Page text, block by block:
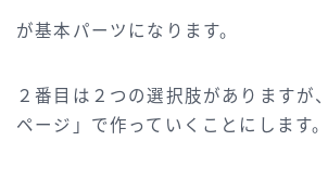
が基本パーツになります。
２番目は２つの選択肢がありますが
ページ」で作っていくことにします。